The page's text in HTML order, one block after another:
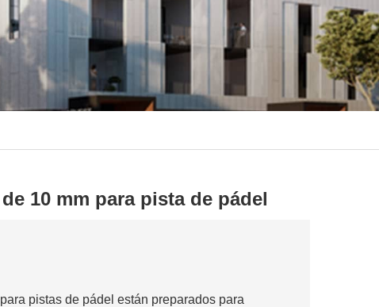
10 mm para pista de pádel
pistas de pádel están preparados para